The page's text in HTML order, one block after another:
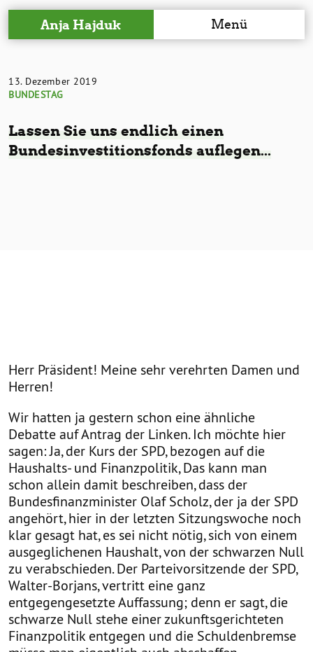
Anja Hajduk Menü
13. Dezember 2019
BUNDESTAG
Lassen Sie uns endlich einen
Bundesinvestitionsfonds auflegen...
Herr Präsident! Meine sehr verehrten Damen und
Herren!
Wir hatten ja gestern schon eine ähnliche
Debatte auf Antrag der Linken. Ich möchte hier
sagen: Ja, der Kurs der SPD, bezogen auf die
Haushalts- und Finanzpolitik, Das kann man
schon allein damit beschreiben, dass der
Bundesfinanzminister Olaf Scholz, der ja der SPD
angehört, hier in der letzten Sitzungswoche noch
klar gesagt hat, es sei nicht nötig, sich von einem
ausgeglichenen Haushalt, von der schwarzen Null
zu verabschieden. Der Parteivorsitzende der SPD,
Walter-Borjans, vertritt eine ganz
entgegengesetzte Auffassung; denn er sagt, die
schwarze Null stehe einer zukunftsgerichteten
Finanzpolitik entgegen und die Schuldenbremse